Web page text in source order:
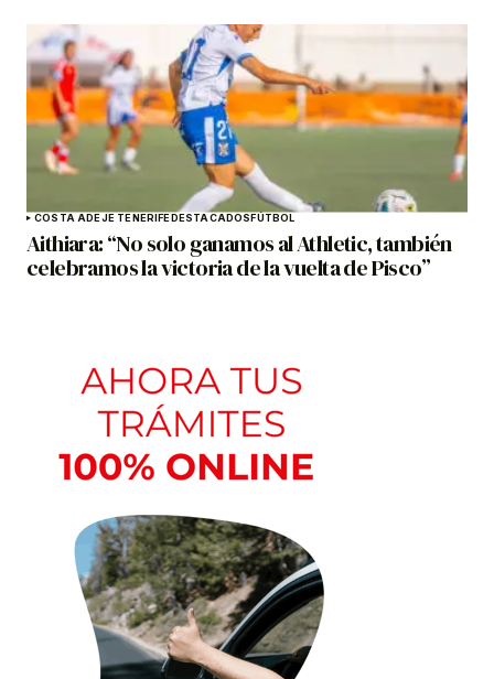
COSTA ADEJE TENERIFEDESTACADOSFÚTBOL
Aithiara: “No solo ganamos al Athletic, también
celebramos la victoria de la vuelta de Pisco”